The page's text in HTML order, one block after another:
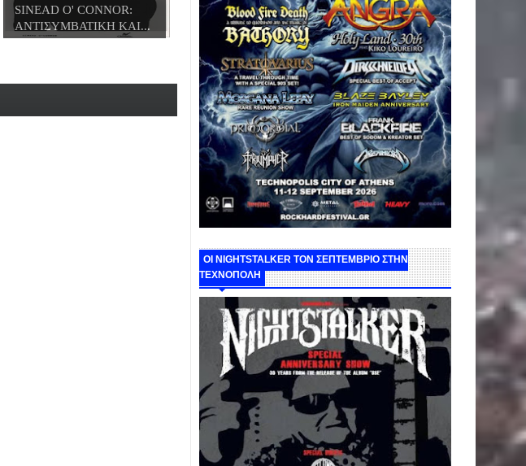
SINEAD O' CONNOR:
ΑΝΤΙΣΥΜΒΑΤΙΚΗ ΚΑΙ...
ΟΙ NIGHTSTALKER ΤΟΝ ΣΕΠΤΕΜΒΡΙΟ ΣΤΗΝ
ΤΕΧΝΟΠΟΛΗ